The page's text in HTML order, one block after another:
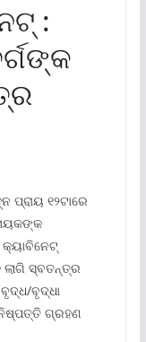
:
ପ୍ରାୟ ୧୨ଟାରେ
ସ୍ବତନ୍ତ୍ର
ବୃଦ୍ଧା
ଗ୍ରହଣ